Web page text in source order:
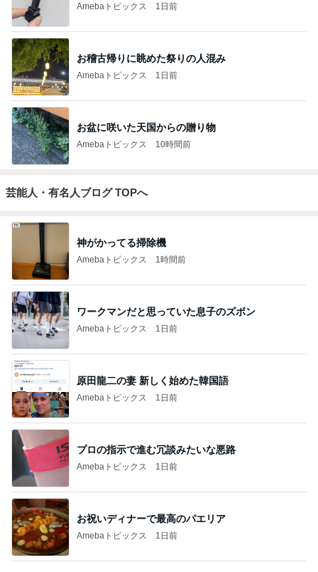
Amebaトピックス 1日前
お稽古帰りに眺めた祭りの人混み
Amebaトピックス 1日前
お盆に咲いた天国からの贈り物
Amebaトピックス 10時間前
芸能人・有名人ブログ TOPへ
神がかってる掃除機
Amebaトピックス 1時間前
ワークマンだと思っていた息子のズボン
Amebaトピックス 1日前
原田龍二の妻 新しく始めた韓国語
Amebaトピックス 1日前
プロの指示で進む冗談みたいな悪路
Amebaトピックス 1日前
お祝いディナーで最高のパエリア
Amebaトピックス 1日前